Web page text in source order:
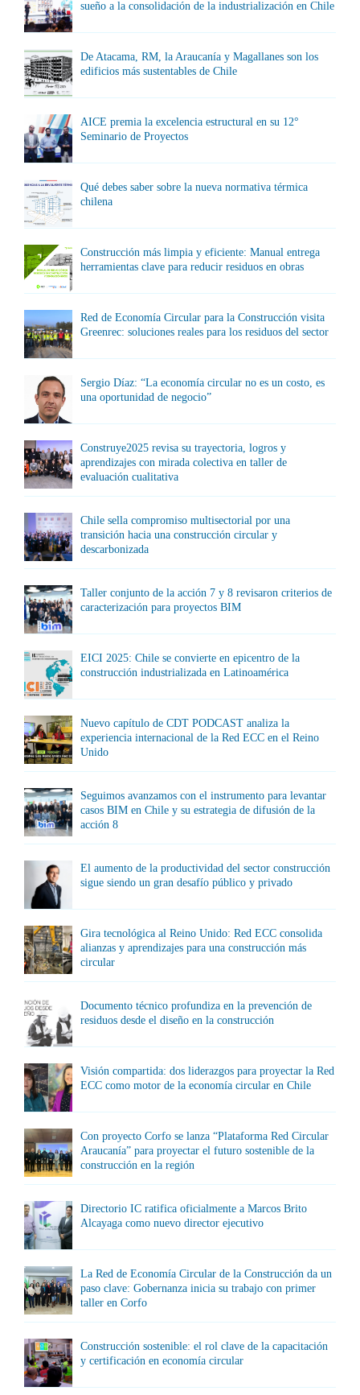
sueño a la consolidación de la industrialización en Chile
De Atacama, RM, la Araucanía y Magallanes son los
edificios más sustentables de Chile
AICE premia la excelencia estructural en su 12°
Seminario de Proyectos
Qué debes saber sobre la nueva normativa térmica
chilena
Construcción más limpia y eficiente: Manual entrega
herramientas clave para reducir residuos en obras
Red de Economía Circular para la Construcción visita
Greenrec: soluciones reales para los residuos del sector
Sergio Díaz: “La economía circular no es un costo, es
una oportunidad de negocio”
Construye2025 revisa su trayectoria, logros y
aprendizajes con mirada colectiva en taller de
evaluación cualitativa
Chile sella compromiso multisectorial por una
transición hacia una construcción circular y
descarbonizada
Taller conjunto de la acción 7 y 8 revisaron criterios de
caracterización para proyectos BIM
EICI 2025: Chile se convierte en epicentro de la
construcción industrializada en Latinoamérica
Nuevo capítulo de CDT PODCAST analiza la
experiencia internacional de la Red ECC en el Reino
Unido
Seguimos avanzamos con el instrumento para levantar
casos BIM en Chile y su estrategia de difusión de la
acción 8
El aumento de la productividad del sector construcción
sigue siendo un gran desafío público y privado
Gira tecnológica al Reino Unido: Red ECC consolida
alianzas y aprendizajes para una construcción más
circular
Documento técnico profundiza en la prevención de
residuos desde el diseño en la construcción
Visión compartida: dos liderazgos para proyectar la Red
ECC como motor de la economía circular en Chile
Con proyecto Corfo se lanza “Plataforma Red Circular
Araucanía” para proyectar el futuro sostenible de la
construcción en la región
Directorio IC ratifica oficialmente a Marcos Brito
Alcayaga como nuevo director ejecutivo
La Red de Economía Circular de la Construcción da un
paso clave: Gobernanza inicia su trabajo con primer
taller en Corfo
Construcción sostenible: el rol clave de la capacitación
y certificación en economía circular